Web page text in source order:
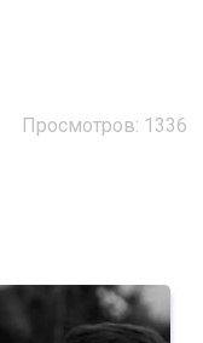
Просмотров: 1336